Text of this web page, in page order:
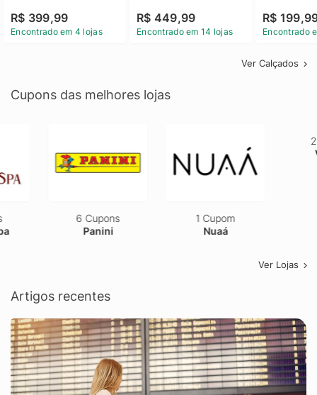
R$ 399,99
Encontrado em 4 lojas
R$ 449,99
Encontrado em 14 lojas
R$
Encontrado
Ver Calçados
Cupons das melhores lojas
6 Cupons
Ver Lojas
Artigos recentes